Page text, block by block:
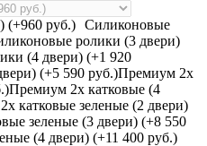
(+960 руб.) Силиконовые
ролики (3 двери)
(4 двери) (+1 920
(+5 590 руб.)Премиум 2х
Премиум 2х катковые (4
катковые зеленые (2 двери)
зеленые (3 двери) (+8 550
(4 двери) (+11 400 руб.)